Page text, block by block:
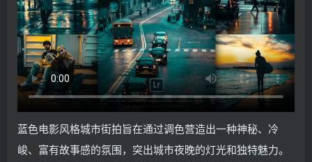
蓝色电影风格城市街拍旨在通过调色营造出一种神秘、冷
峻、富有故事感的氛围，突出城市夜晚的灯光和独特魅力。